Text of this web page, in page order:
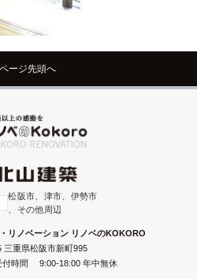
ージ先頭へ
松阪市、津市、伊勢市
、その他周辺
リノベーション リノベのKOKORO
三重県松阪市新町995
付時間 9:00-18:00 年中無休